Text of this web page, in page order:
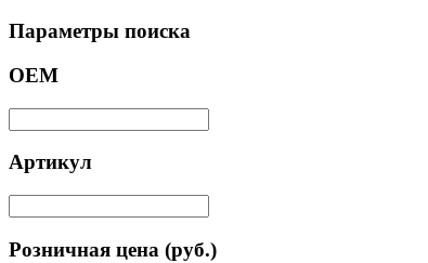
Параметры поиска
ОЕМ
Артикул
Розничная цена (руб.)